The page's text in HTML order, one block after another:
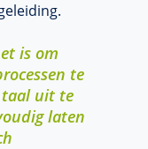
is om
te
uit te
laten